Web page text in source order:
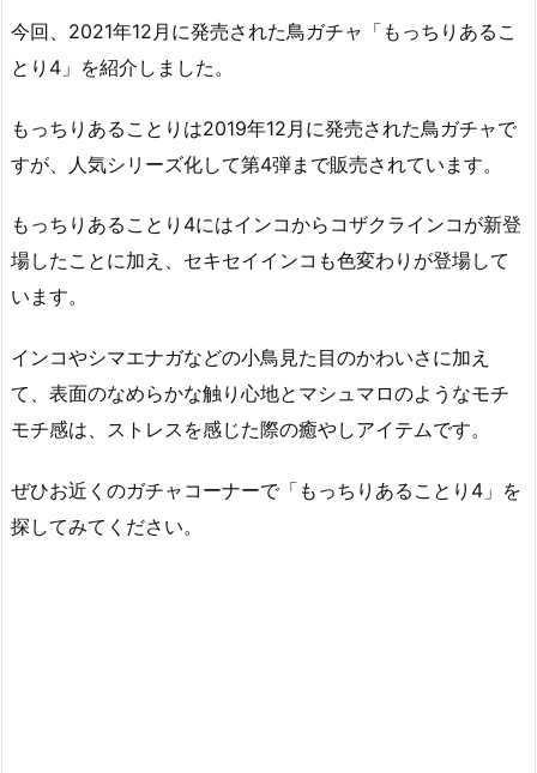
今回、2021年12月に発売された鳥ガチャ「もっちりあるこ
とり4」を紹介しました。
もっちりあることりは2019年12月に発売された鳥ガチャで
すが、人気シリーズ化して第4弾まで販売されています。
もっちりあることり4にはインコからコザクラインコが新登
場したことに加え、セキセイインコも色変わりが登場して
います。
インコやシマエナガなどの小鳥見た目のかわいさに加え
て、表面のなめらかな触り心地とマシュマロのようなモチ
モチ感は、ストレスを感じた際の癒やしアイテムです。
ぜひお近くのガチャコーナーで「もっちりあることり4」を
探してみてください。